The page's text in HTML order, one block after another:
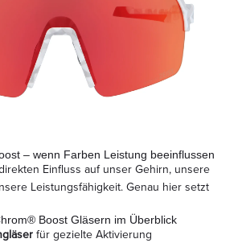
– wenn Farben Leistung beeinflussen
Einfluss auf unser Gehirn, unsere
Leistungsfähigkeit. Genau hier setzt
Boost Gläsern im Überblick
für gezielte Aktivierung